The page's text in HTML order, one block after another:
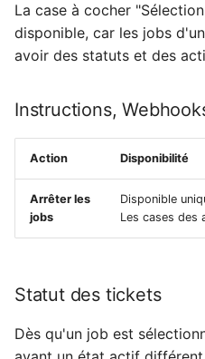
La case à cocher
disponible, car les jobs
avoir des statuts et des
Instructions,
Action Disponibilité
Arrêter les
jobs
Disponible
Les cases des
Statut des tickets
Dès qu'un job est